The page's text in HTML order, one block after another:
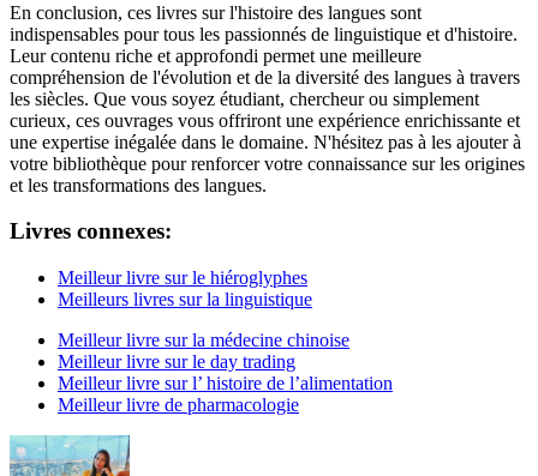
En conclusion, ces livres sur l'histoire des langues sont
indispensables pour tous les passionnés de linguistique et d'histoire.
Leur contenu riche et approfondi permet une meilleure
compréhension de l'évolution et de la diversité des langues à travers
les siècles. Que vous soyez étudiant, chercheur ou simplement
curieux, ces ouvrages vous offriront une expérience enrichissante et
une expertise inégalée dans le domaine. N'hésitez pas à les ajouter à
votre bibliothèque pour renforcer votre connaissance sur les origines
et les transformations des langues.
Livres connexes:
Meilleur livre sur le hiéroglyphes
Meilleurs livres sur la linguistique
Meilleur livre sur la médecine chinoise
Meilleur livre sur le day trading
Meilleur livre sur l’ histoire de l’alimentation
Meilleur livre de pharmacologie